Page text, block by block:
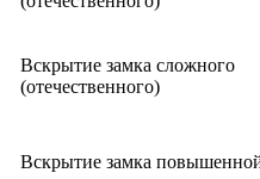
Вскрытие замка сложного
(отечественного)
Вскрытие замка